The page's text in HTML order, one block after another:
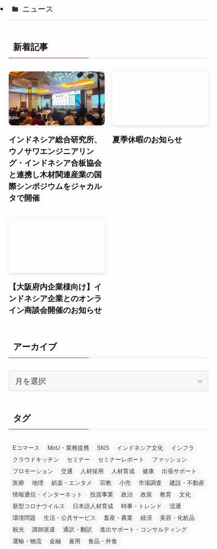
ニュース
新着記事
インドネシア総合研究所、
ウノサワエンジニアリン
グ・インドネシア合板協会
と連携し木材関連産業の国
際シンポジウムをジャカル
タで開催
夏季休暇のお知らせ
【大阪府内企業様向け】イ
ンドネシア企業とのオンラ
イン商談会開催のお知らせ
アーカイブ
ブ
タグ
Eコマース MoU・業務提携 SNS インドネシア文化
インフラ
クラウドキッチン
セミナー セミナーレポート
ファッション
プロモーション
交通 人材採用 人材育成 健康
出張サポート
医療
地理 娯楽・エンタメ 宗教 小売 市場調査
建設・不動産
情報通信・インターネット
投資事業 政治 政策 教育
文化
新型コロナウイルス
日本語人材育成 時事・トレンド
流通
環境問題
生活・公共サービス 畜産・農業 経済
美容・化粧品
観光
講師派遣 通訳・翻訳
進出サポート・コンサルティング
運輸・物流
金融 雇用 食品・外食